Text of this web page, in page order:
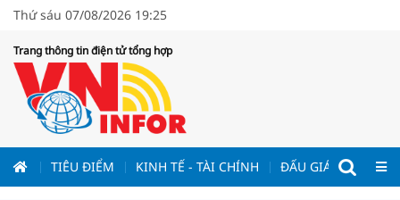
Thứ sáu 07/08/2026 19:25
Trang thông tin điện tử tổng hợp
TIÊU ĐIỂM KINH TẾ - TÀI CHÍNH ĐẤU GIÁ - ĐẤU